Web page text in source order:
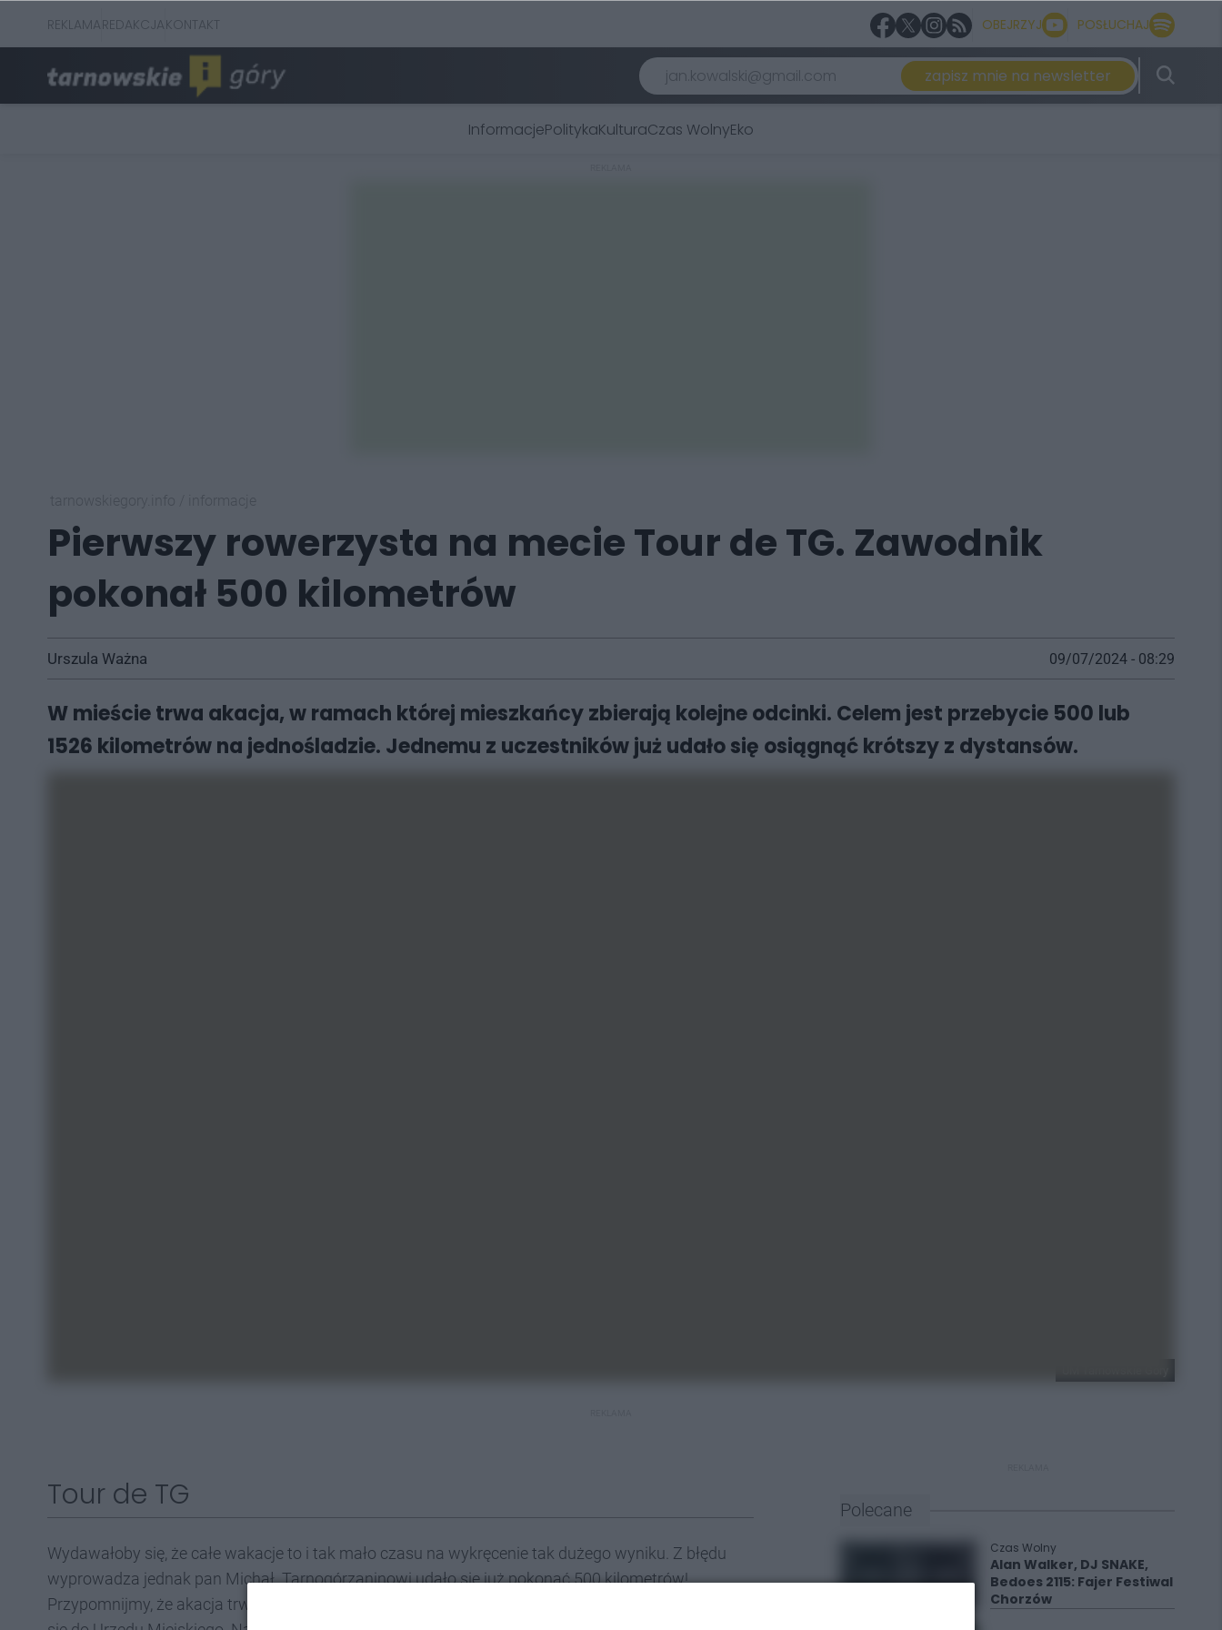
REKLAMAREDAKCJAKONTAKT OBEJRZYJ POSŁUCHAJ
zapisz mnie na newsletter
InformacjePolitykaKulturaCzas WolnyEko
Pierwszy rowerzysta na mecie Tour de TG. Zawodnik
pokonał 500 kilometrów
Urszula Ważna 09/07/2024 - 08:29
W mieście trwa akacja, w ramach której mieszkańcy zbierają kolejne odcinki. Celem jest przebycie 500 lub
1526 kilometrów na jednośladzie. Jednemu z uczestników już udało się osiągnąć krótszy z dystansów.
Tour de TG
Wydawałoby się, że całe wakacje to i tak mało czasu na wykręcenie tak dużego wyniku. Z błędu
wyprowadza jednak pan Michał. Tarnogórzaninowi udało się już pokonać 500 kilometrów!
Przypomnijmy, że akacja trwa od początku wakacji, a dokładniej 24 czerwca. 8 lipca pan Michał zgłosił
Polecane
Czas Wolny
Alan Walker, DJ SNAKE,
Bedoes 2115: Fajer Festiwal
Chorzów